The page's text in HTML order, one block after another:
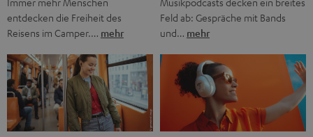
entdecken die Freiheit des
Reisens im Camper.… mehr
Feld ab: Gespräche mit Bands
und… mehr